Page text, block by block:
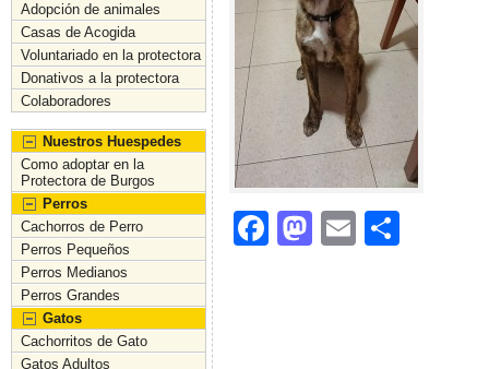
Adopción de animales
Casas de Acogida
Voluntariado en la protectora
Donativos a la protectora
Colaboradores
Nuestros Huespedes
Como adoptar en la
Protectora de Burgos
Perros
Cachorros de Perro
Perros Pequeños
Perros Medianos
Perros Grandes
Gatos
Cachorritos de Gato
Gatos Adultos
F
M
E